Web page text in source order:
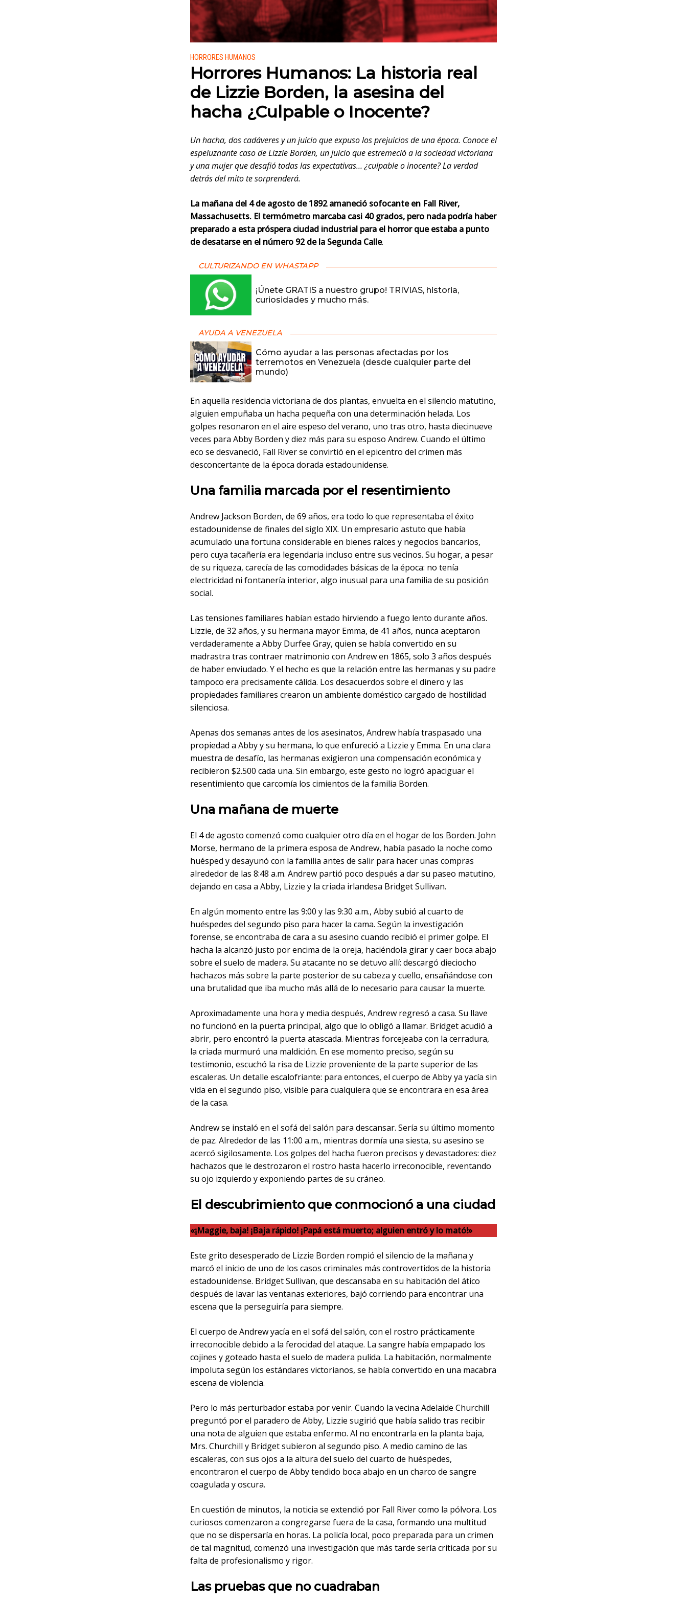
Publicado en:
HORRORES HUMANOS
Horrores Humanos: La historia real
de Lizzie Borden, la asesina del
hacha ¿Culpable o Inocente?
Un hacha, dos cadáveres y un juicio que expuso los prejuicios de una época. Conoce el
espeluznante caso de Lizzie Borden, un juicio que estremeció a la sociedad victoriana
y una mujer que desafió todas las expectativas… ¿culpable o inocente? La verdad
detrás del mito te sorprenderá.
La mañana del 4 de agosto de 1892 amaneció sofocante en Fall River,
Massachusetts. El termómetro marcaba casi 40 grados, pero nada podría haber
preparado a esta próspera ciudad industrial para el horror que estaba a punto
de desatarse en el número 92 de la Segunda Calle.
CULTURIZANDO EN WHASTAPP
¡Únete GRATIS a nuestro grupo! TRIVIAS, historia,
curiosidades y mucho más.
AYUDA A VENEZUELA
Cómo ayudar a las personas afectadas por los
terremotos en Venezuela (desde cualquier parte del
mundo)
En aquella residencia victoriana de dos plantas, envuelta en el silencio matutino,
alguien empuñaba un hacha pequeña con una determinación helada. Los
golpes resonaron en el aire espeso del verano, uno tras otro, hasta diecinueve
veces para Abby Borden y diez más para su esposo Andrew. Cuando el último
eco se desvaneció, Fall River se convirtió en el epicentro del crimen más
desconcertante de la época dorada estadounidense.
Una familia marcada por el resentimiento
Andrew Jackson Borden, de 69 años, era todo lo que representaba el éxito
estadounidense de finales del siglo XIX. Un empresario astuto que había
acumulado una fortuna considerable en bienes raíces y negocios bancarios,
pero cuya tacañería era legendaria incluso entre sus vecinos. Su hogar, a pesar
de su riqueza, carecía de las comodidades básicas de la época: no tenía
electricidad ni fontanería interior, algo inusual para una familia de su posición
social.
Las tensiones familiares habían estado hirviendo a fuego lento durante años.
Lizzie, de 32 años, y su hermana mayor Emma, de 41 años, nunca aceptaron
verdaderamente a Abby Durfee Gray, quien se había convertido en su
madrastra tras contraer matrimonio con Andrew en 1865, solo 3 años después
de haber enviudado. Y el hecho es que la relación entre las hermanas y su padre
tampoco era precisamente cálida. Los desacuerdos sobre el dinero y las
propiedades familiares crearon un ambiente doméstico cargado de hostilidad
silenciosa.
Apenas dos semanas antes de los asesinatos, Andrew había traspasado una
propiedad a Abby y su hermana, lo que enfureció a Lizzie y Emma. En una clara
muestra de desafío, las hermanas exigieron una compensación económica y
recibieron $2.500 cada una. Sin embargo, este gesto no logró apaciguar el
resentimiento que carcomía los cimientos de la familia Borden.
Una mañana de muerte
El 4 de agosto comenzó como cualquier otro día en el hogar de los Borden. John
Morse, hermano de la primera esposa de Andrew, había pasado la noche como
huésped y desayunó con la familia antes de salir para hacer unas compras
alrededor de las 8:48 a.m. Andrew partió poco después a dar su paseo matutino,
dejando en casa a Abby, Lizzie y la criada irlandesa Bridget Sullivan.
En algún momento entre las 9:00 y las 9:30 a.m., Abby subió al cuarto de
huéspedes del segundo piso para hacer la cama. Según la investigación
forense, se encontraba de cara a su asesino cuando recibió el primer golpe. El
hacha la alcanzó justo por encima de la oreja, haciéndola girar y caer boca abajo
sobre el suelo de madera. Su atacante no se detuvo allí: descargó dieciocho
hachazos más sobre la parte posterior de su cabeza y cuello, ensañándose con
una brutalidad que iba mucho más allá de lo necesario para causar la muerte.
Aproximadamente una hora y media después, Andrew regresó a casa. Su llave
no funcionó en la puerta principal, algo que lo obligó a llamar. Bridget acudió a
abrir, pero encontró la puerta atascada. Mientras forcejeaba con la cerradura,
la criada murmuró una maldición. En ese momento preciso, según su
testimonio, escuchó la risa de Lizzie proveniente de la parte superior de las
escaleras. Un detalle escalofriante: para entonces, el cuerpo de Abby ya yacía sin
vida en el segundo piso, visible para cualquiera que se encontrara en esa área
de la casa.
Andrew se instaló en el sofá del salón para descansar. Sería su último momento
de paz. Alrededor de las 11:00 a.m., mientras dormía una siesta, su asesino se
acercó sigilosamente. Los golpes del hacha fueron precisos y devastadores: diez
hachazos que le destrozaron el rostro hasta hacerlo irreconocible, reventando
su ojo izquierdo y exponiendo partes de su cráneo.
El descubrimiento que conmocionó a una ciudad
«¡Maggie, baja! ¡Baja rápido! ¡Papá está muerto; alguien entró y lo mató!»
Este grito desesperado de Lizzie Borden rompió el silencio de la mañana y
marcó el inicio de uno de los casos criminales más controvertidos de la historia
estadounidense. Bridget Sullivan, que descansaba en su habitación del ático
después de lavar las ventanas exteriores, bajó corriendo para encontrar una
escena que la perseguiría para siempre.
El cuerpo de Andrew yacía en el sofá del salón, con el rostro prácticamente
irreconocible debido a la ferocidad del ataque. La sangre había empapado los
cojines y goteado hasta el suelo de madera pulida. La habitación, normalmente
impoluta según los estándares victorianos, se había convertido en una macabra
escena de violencia.
Pero lo más perturbador estaba por venir. Cuando la vecina Adelaide Churchill
preguntó por el paradero de Abby, Lizzie sugirió que había salido tras recibir
una nota de alguien que estaba enfermo. Al no encontrarla en la planta baja,
Mrs. Churchill y Bridget subieron al segundo piso. A medio camino de las
escaleras, con sus ojos a la altura del suelo del cuarto de huéspedes,
encontraron el cuerpo de Abby tendido boca abajo en un charco de sangre
coagulada y oscura.
En cuestión de minutos, la noticia se extendió por Fall River como la pólvora. Los
curiosos comenzaron a congregarse fuera de la casa, formando una multitud
que no se dispersaría en horas. La policía local, poco preparada para un crimen
de tal magnitud, comenzó una investigación que más tarde sería criticada por su
falta de profesionalismo y rigor.
Las pruebas que no cuadraban